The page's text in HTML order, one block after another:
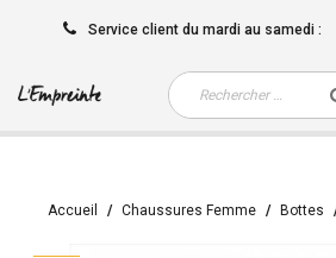
Service client du mardi au samedi :
Accueil Chaussures Femme Bottes